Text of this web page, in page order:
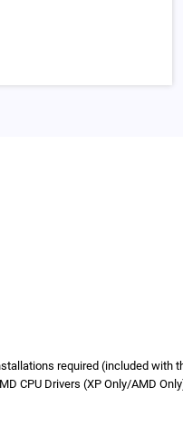
required (included with
CPU Drivers (XP Only/AMD